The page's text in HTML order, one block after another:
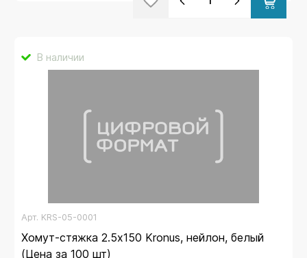
В наличии
Арт. KRS-05-0001
Хомут-стяжка 2.5х150 Kronus, нейлон, белый
(Цена за 100 шт)